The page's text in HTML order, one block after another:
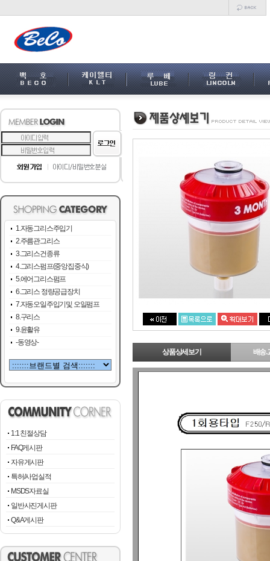
1.자동그리스주입기
2.주름관그리스
3.그리스건종류
4.그리스펌프(중앙집중식)
5.에어그리스펌프
6.그리스 정량공급장치
7.자동오일주입기및 오일펌프
8.구리스
9.윤활유
-동영상-
1:1 친절상담
FAQ게시판
자유게시판
특허/사업실적
MSDS자료실
일반사진게시판
Q&A게시판
상품상세보기 배송.